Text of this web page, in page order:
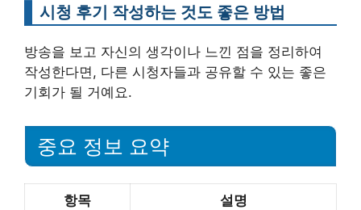
시청 후기 작성하는 것도 좋은 방법
방송을 보고 자신의 생각이나 느낀 점을 정리하여
작성한다면, 다른 시청자들과 공유할 수 있는 좋은
기회가 될 거예요.
중요 정보 요약
항목 설명